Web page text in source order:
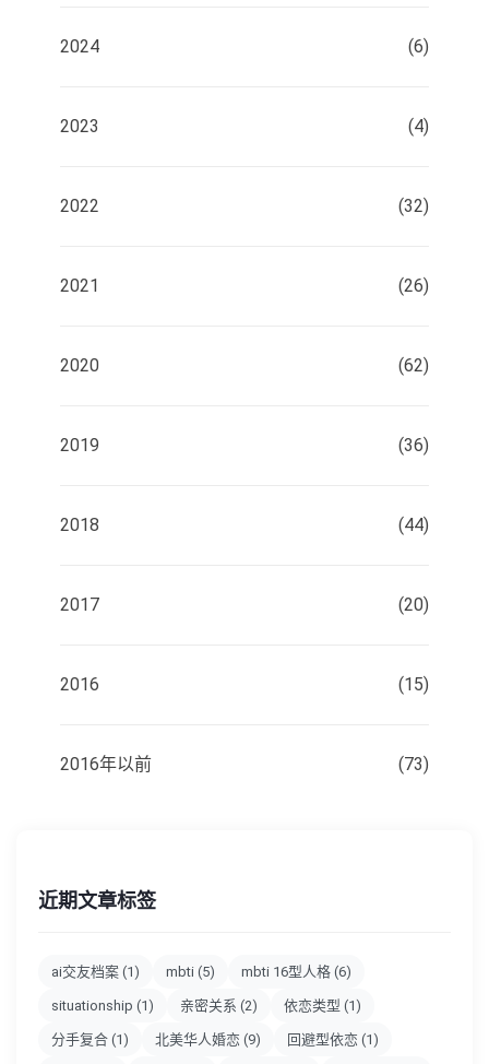
2024 (6)
2023 (4)
2022 (32)
2021 (26)
2020 (62)
2019 (36)
2018 (44)
2017 (20)
2016 (15)
2016年以前 (73)
近期文章标签
ai交友档案 (1) mbti (5) mbti 16型人格 (6)
situationship (1) 亲密关系 (2) 依恋类型 (1)
分手复合 (1) 北美华人婚恋 (9) 回避型依恋 (1)